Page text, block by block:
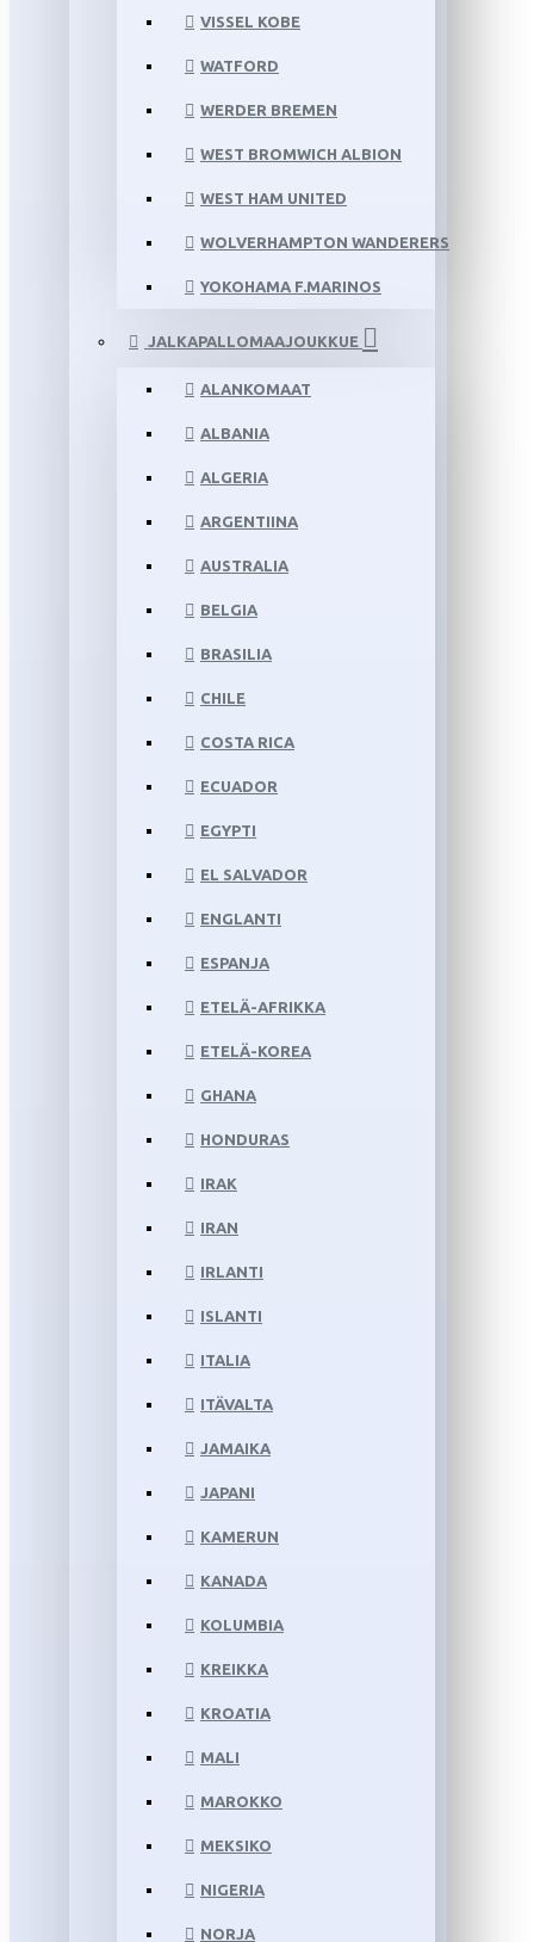
VISSEL KOBE
WATFORD
WERDER BREMEN
WEST BROMWICH ALBION
WEST HAM UNITED
WOLVERHAMPTON WANDERERS
YOKOHAMA F.MARINOS
JALKAPALLOMAAJOUKKUE
ALANKOMAAT
ALBANIA
ALGERIA
ARGENTIINA
AUSTRALIA
BELGIA
BRASILIA
CHILE
COSTA RICA
ECUADOR
EGYPTI
EL SALVADOR
ENGLANTI
ESPANJA
ETELÄ-AFRIKKA
ETELÄ-KOREA
GHANA
HONDURAS
IRAK
IRAN
IRLANTI
ISLANTI
ITALIA
ITÄVALTA
JAMAIKA
JAPANI
KAMERUN
KANADA
KOLUMBIA
KREIKKA
KROATIA
MALI
MAROKKO
MEKSIKO
NIGERIA
NORJA